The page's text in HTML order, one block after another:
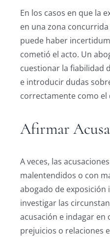
En los casos en que la
en una zona
puede haber
cometió el acto. Un
cuestionar la fiabilidad
e introducir dudas
correctamente como el
Afirmar
A veces, las
malentendidos o con
abogado de exposición
investigar las
acusación e indagar en
prejuicios o relaciones